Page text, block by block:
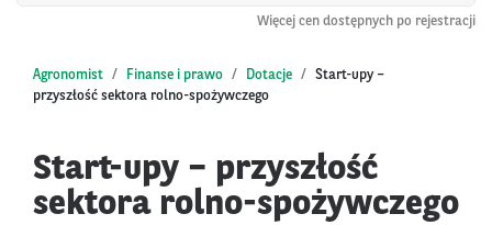
Więcej cen dostępnych po rejestracji
Agronomist Finanse i prawo Dotacje
Start-upy –
przyszłość sektora rolno-spożywczego
Start-upy – przyszłość
sektora rolno-spożywczego